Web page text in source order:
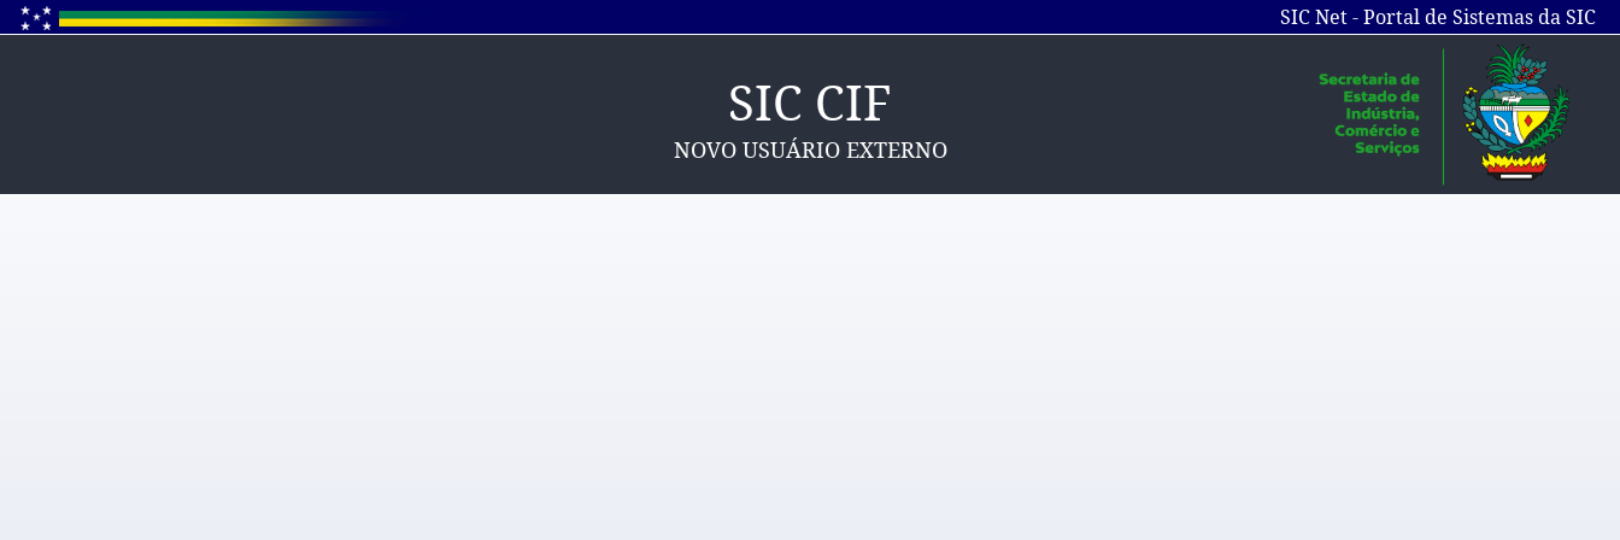
SIC Net - Portal de Sistemas da SIC
SIC CIF
NOVO USUÁRIO EXTERNO